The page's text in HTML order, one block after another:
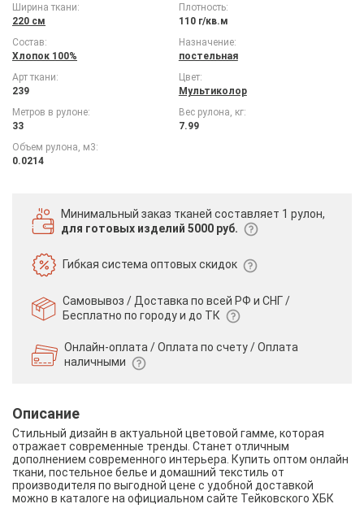
Ширина ткани:
220 см
Плотность:
110 г/кв.м
Состав:
Хлопок 100%
Назначение:
постельная
Арт ткани:
239
Цвет:
Мультиколор
Метров в рулоне:
33
Вес рулона, кг:
7.99
Объем рулона, м3:
0.0214
Минимальный заказ тканей составляет 1 рулон,
для готовых изделий 5000 руб.
Гибкая системаоптовых скидок
Самовывоз / Доставка по всей РФ и СНГ /
Бесплатно по городу и до ТК
Онлайн-оплата / Оплата по счету /Оплата
наличными
Описание
Стильный дизайн в актуальной цветовой гамме, которая
отражает современные тренды. Станет отличным
дополнением современного интерьера. Купить оптом онлайн
ткани, постельное белье и домашний текстиль от
производителя по выгодной цене с удобной доставкой
можно в каталоге на официальном сайте Тейковского ХБК